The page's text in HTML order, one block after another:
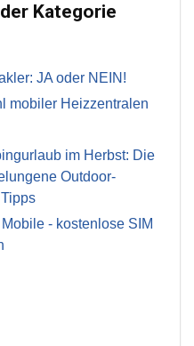
Kategorie
JA oder NEIN!
mobiler Heizzentralen
im Herbst: Die
Outdoor-
- kostenlose SIM